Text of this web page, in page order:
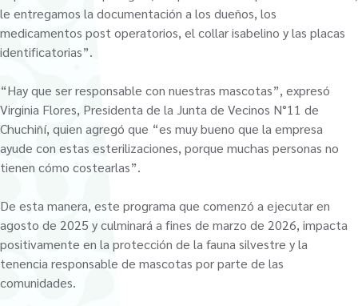
le entregamos la documentación a los dueños, los
medicamentos post operatorios, el collar isabelino y las placas
identificatorias”.
“Hay que ser responsable con nuestras mascotas”, expresó
Virginia Flores, Presidenta de la Junta de Vecinos N°11 de
Chuchiñí, quien agregó que “es muy bueno que la empresa
ayude con estas esterilizaciones, porque muchas personas no
tienen cómo costearlas”.
De esta manera, este programa que comenzó a ejecutar en
agosto de 2025 y culminará a fines de marzo de 2026, impacta
positivamente en la protección de la fauna silvestre y la
tenencia responsable de mascotas por parte de las
comunidades.